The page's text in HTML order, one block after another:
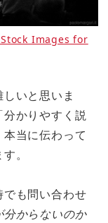
Images for
いと思いま
かりやすく説
当に伝わって
。
でも問い合わせ
分からないのか